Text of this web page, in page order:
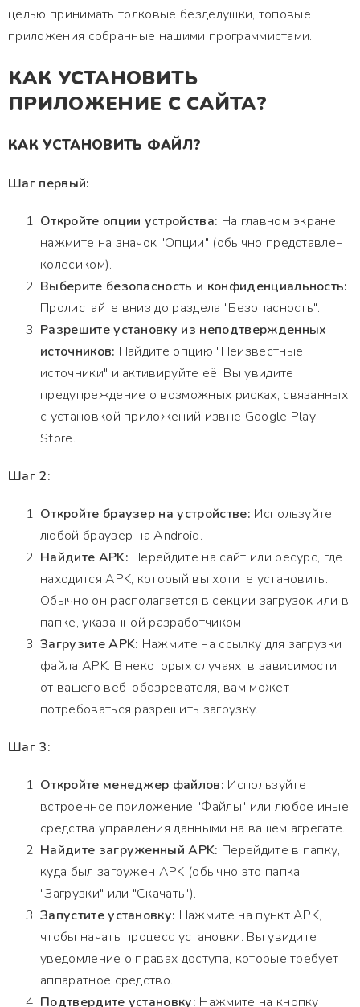
целью принимать толковые безделушки, топовые
приложения собранные нашими программистами.
КАК УСТАНОВИТЬ
ПРИЛОЖЕНИЕ С САЙТА?
КАК УСТАНОВИТЬ ФАЙЛ?
Шаг первый:
Откройте опции устройства: На главном экране
нажмите на значок "Опции" (обычно представлен
колесиком).
Выберите безопасность и конфиденциальность:
Пролистайте вниз до раздела "Безопасность".
Разрешите установку из неподтвержденных
источников: Найдите опцию "Неизвестные
источники" и активируйте её. Вы увидите
предупреждение о возможных рисках, связанных
с установкой приложений извне Google Play
Store.
Шаг 2:
Откройте браузер на устройстве: Используйте
любой браузер на Android.
Найдите APK: Перейдите на сайт или ресурс, где
находится APK, который вы хотите установить.
Обычно он располагается в секции загрузок или в
папке, указанной разработчиком.
Загрузите APK: Нажмите на ссылку для загрузки
файла APK. В некоторых случаях, в зависимости
от вашего веб-обозревателя, вам может
потребоваться разрешить загрузку.
Шаг 3:
Откройте менеджер файлов: Используйте
встроенное приложение "Файлы" или любое иные
средства управления данными на вашем агрегате.
Найдите загруженный APK: Перейдите в папку,
куда был загружен APK (обычно это папка
"Загрузки" или "Скачать").
Запустите установку: Нажмите на пункт APK,
чтобы начать процесс установки. Вы увидите
уведомление о правах доступа, которые требует
аппаратное средство.
Подтвердите установку: Нажмите на кнопку